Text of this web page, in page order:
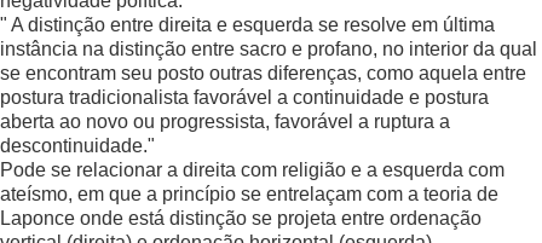
" A distinção entre direita e esquerda se resolve em última
instância na distinção entre sacro e profano, no interior da qual
se encontram seu posto outras diferenças, como aquela entre
postura tradicionalista favorável a continuidade e postura
aberta ao novo ou progressista, favorável a ruptura a
descontinuidade."
Pode se relacionar a direita com religião e a esquerda com
ateísmo, em que a princípio se entrelaçam com a teoria de
Laponce onde está distinção se projeta entre ordenação